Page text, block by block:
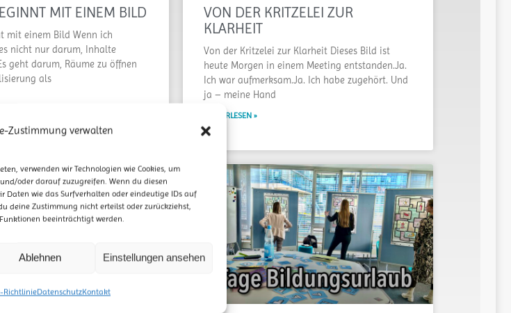
Zustimmung verwalten
verwenden wir Technologien wie Cookies, um
oder darauf zuzugreifen. Wenn du diesen
Daten wie das Surfverhalten oder eindeutige IDs auf
deine Zustimmung nicht erteilst oder zurückziehst,
beeinträchtigt werden.
Ablehnen Einstellungen ansehen
RichtlinieDatenschutzKontakt
MIT EINEM BILD
mit einem Bild Wenn ich
nicht nur darum, Inhalte
geht darum, Räume zu öffnen
als
VON DER KRITZELEI ZUR
KLARHEIT
Von der Kritzelei zur Klarheit Dieses Bild ist
heute Morgen in einem Meeting entstanden.Ja.
Ich war aufmerksam.Ja. Ich habe zugehört. Und
ja – meine Hand
WEITERLESEN »